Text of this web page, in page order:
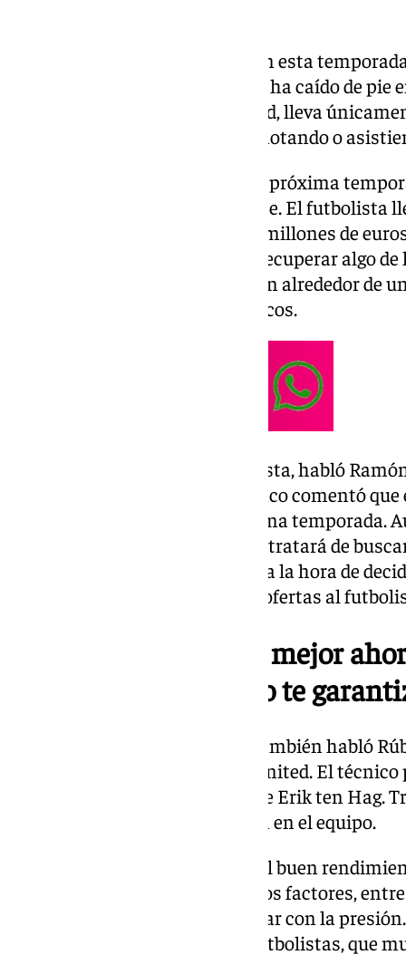
Antony está siendo la sensación esta
su llegada, el extremo brasileño ha caído de pie
cedido por el Manchester United, lleva
participado en 5 goles, ya sea anotando o
La continuidad del futbolista la próxima
hablado bastante recientemente. El futbolista
años y medio, alrededor de 100 millones de
que el club británico, esperará recuperar algo
de que el club lo habría tasado en alrededor de
inalcanzable para los verdiblancos.
Sobre la continuidad del futbolista, habló
Balompié. El directivo verdiblanco comentó
continuar como bético la próxima temporada.
complicada, seguro que el Betis tratará de
jugador puede llegar a ser clave a la hora de
nivel, seguro que no le faltarán ofertas al
«Antony está mucho mejor
muchos factores, pero te
Sobre el gran nivel de Antony, también habló
entrenador en el Manchester United. El
noviembre tras la destitución de Erik ten Hag.
apenas contó con participación en el equipo.
Amorim achaca al tema físico el buen
no triunfó en el United por varios factores,
de físico y la incapacidad de lidiar con la
carga de mucha presión a los futbolistas, que